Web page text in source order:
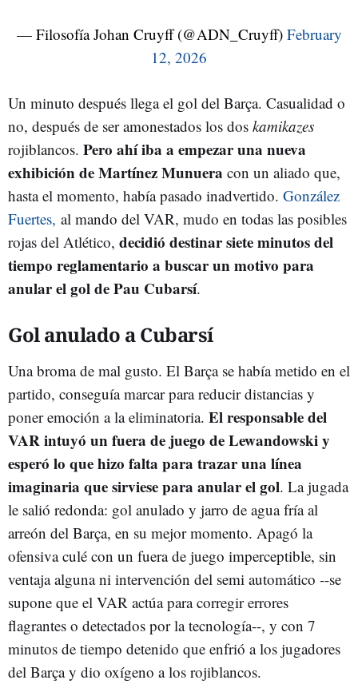
— Filosofía Johan Cruyff (@ADN_Cruyff) February
12, 2026
Un minuto después llega el gol del Barça. Casualidad o
no, después de ser amonestados los dos kamikazes
rojiblancos. Pero ahí iba a empezar una nueva
exhibición de Martínez Munuera con un aliado que,
hasta el momento, había pasado inadvertido. González
Fuertes, al mando del VAR, mudo en todas las posibles
rojas del Atlético, decidió destinar siete minutos del
tiempo reglamentario a buscar un motivo para
anular el gol de Pau Cubarsí.
Gol anulado a Cubarsí
Una broma de mal gusto. El Barça se había metido en el
partido, conseguía marcar para reducir distancias y
poner emoción a la eliminatoria. El responsable del
VAR intuyó un fuera de juego de Lewandowski y
esperó lo que hizo falta para trazar una línea
imaginaria que sirviese para anular el gol. La jugada
le salió redonda: gol anulado y jarro de agua fría al
arreón del Barça, en su mejor momento. Apagó la
ofensiva culé con un fuera de juego imperceptible, sin
ventaja alguna ni intervención del semi automático --se
supone que el VAR actúa para corregir errores
flagrantes o detectados por la tecnología--, y con 7
minutos de tiempo detenido que enfrió a los jugadores
del Barça y dio oxígeno a los rojiblancos.